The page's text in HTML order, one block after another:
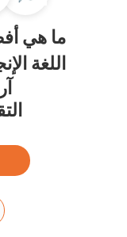
ما هي
اللغة